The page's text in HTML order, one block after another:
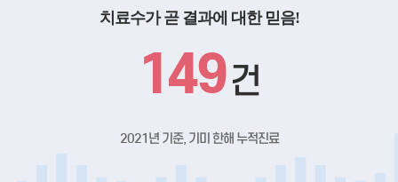
치료수가 곧 결과에 대한 믿음!
149건
2021년 기준, 기미 한해 누적진료